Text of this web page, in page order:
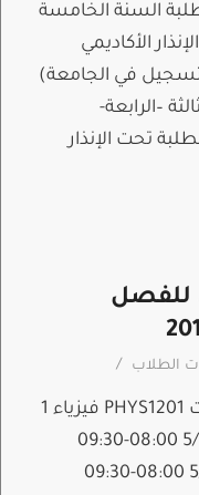
طلبة السنة الخامسة
الأكاديمي
في الجامعة)
–الرابعة-
تحت الإنذار
للفصل
الطلاب /
رمز المساق المساق التاريخ الوقت PHYS1201 فيزياء 1
(هندسة وعلوم حاسوب) 5/11/2019 08:00-09:30
PHRS5301 مراقبة دوائية 5/11/2019 08:00-09:30